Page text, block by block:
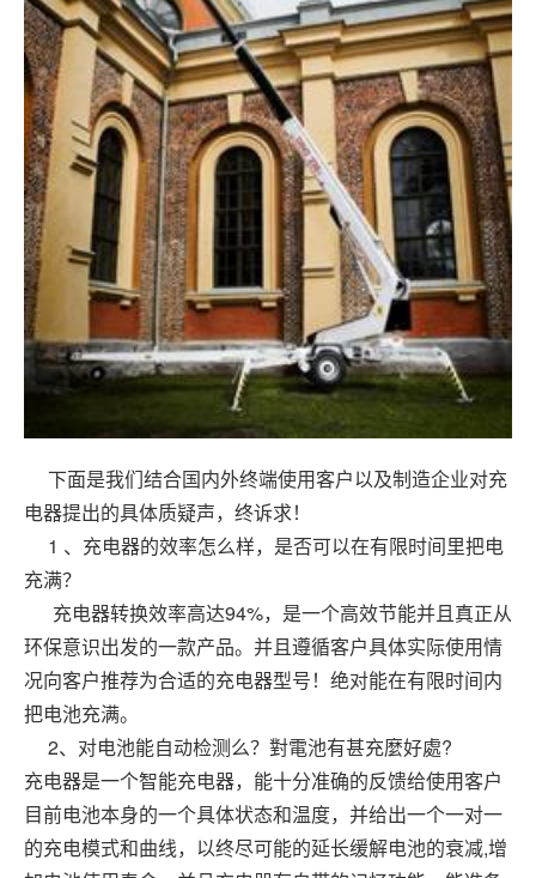
下面是我们结合国内外终端使用客户以及制造企业对充
电器提出的具体质疑声，终诉求！
1 、充电器的效率怎么样，是否可以在有限时间里把电
充满？
充电器转换效率高达94%，是一个高效节能并且真正从
环保意识出发的一款产品。并且遵循客户具体实际使用情
况向客户推荐为合适的充电器型号！绝对能在有限时间内
把电池充满。
2、对电池能自动检测么？對電池有甚充麼好處?
充电器是一个智能充电器，能十分准确的反馈给使用客户
目前电池本身的一个具体状态和温度，并给出一个一对一
的充电模式和曲线，以终尽可能的延长缓解电池的衰减,增